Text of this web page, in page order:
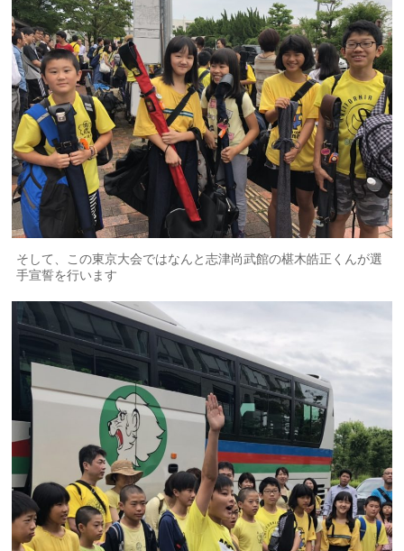
そして、この東京大会ではなんと志津尚武館の椹木皓正くんが選
手宣誓を行います